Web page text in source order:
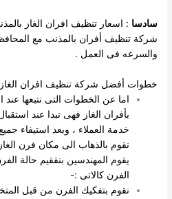
سادسا : اسعار تنظيف افران الغاز
شركة تنظيف أفران بالمذنب مع
والسرعه فى العمل .
خطوات أفضل شركة تنظيف افران الغاز
اما عن الخطوات التى نتبعها عند
بأفران الغاز فهى تبدا عند
خدمة العملاء ، وبعد استيفاء
نقوم بالذهاب الى مكان فرن
يقوم المهندسين بنققيم حالة
الفرن كالاتى :-
نقوم بتفكيك الفرن من قبل